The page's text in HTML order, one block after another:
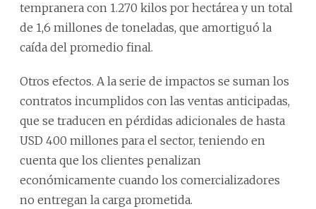
tempranera con 1.270 kilos por hectárea y un total
de 1,6 millones de toneladas, que amortiguó la
caída del promedio final.
Otros efectos. A la serie de impactos se suman los
contratos incumplidos con las ventas anticipadas,
que se traducen en pérdidas adicionales de hasta
USD 400 millones para el sector, teniendo en
cuenta que los clientes penalizan
económicamente cuando los comercializadores
no entregan la carga prometida.